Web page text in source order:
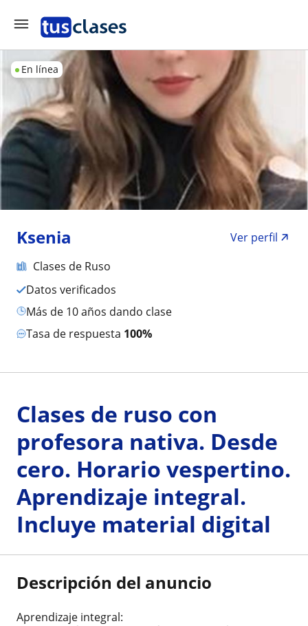
En línea
Ksenia
Ver perfil
Clases de Ruso
Datos verificados
más de 10 años dando clase
Tasa de respuesta 100%
Clases de ruso con
profesora nativa. Desde
cero. Horario vespertino.
Aprendizaje integral.
Incluye material digital
Descripción del anuncio
Aprendizaje integral: